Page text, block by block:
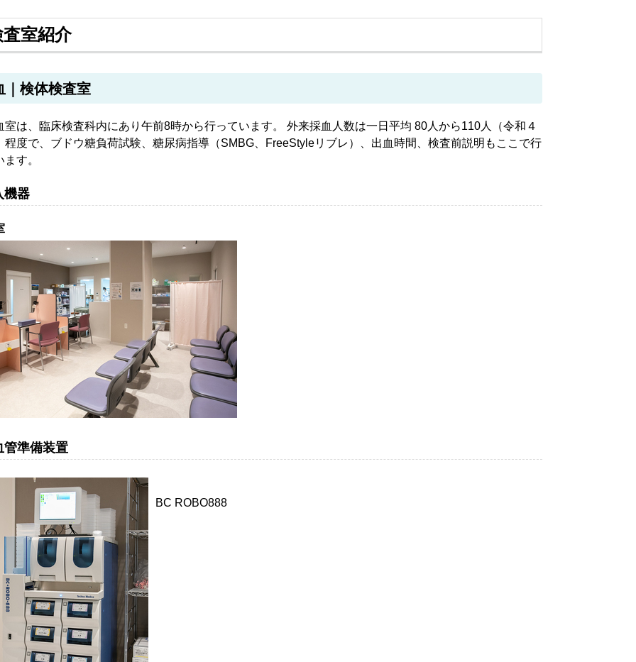
査室紹介
｜検体検査室
は、臨床検査科内にあり午前8時から行っています。 外来採血人数は一日平均 80人から110人（令和４
程度で、ブドウ糖負荷試験、糖尿病指導（SMBG、FreeStyleリブレ）、出血時間、検査前説明もここで行
す。
機器
管準備装置
BC ROBO888